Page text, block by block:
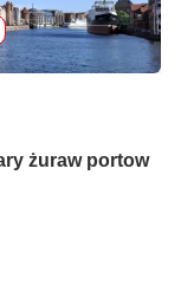
żuraw portow